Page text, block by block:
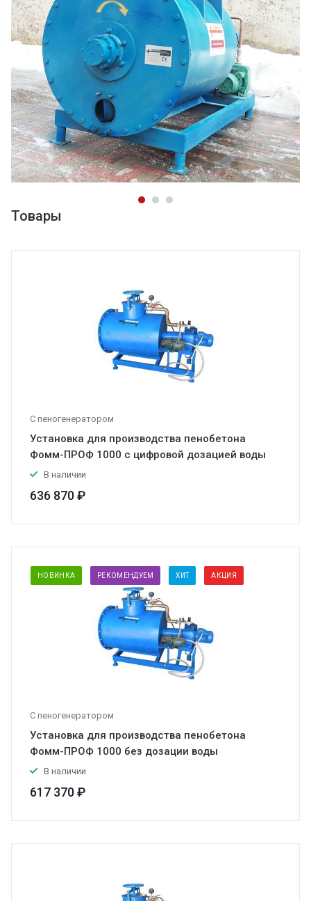
Товары
С пеногенератором
Установка для производства пенобетона
Фомм-ПРОФ 1000 с цифровой дозацией воды
В наличии
636 870 ₽
НОВИНКА РЕКОМЕНДУЕМ ХИТ АКЦИЯ
С пеногенератором
Установка для производства пенобетона
Фомм-ПРОФ 1000 без дозации воды
В наличии
617 370 ₽